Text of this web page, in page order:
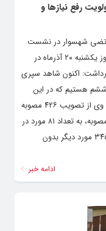
رفع نیازها و
شهسوار در نشست
خبری با خبرنگاران و اصحاب رسانه که شامگاه روز یکشنبه ۲۰ آذرماه در
اکنون شاهد سپری
ششم هستیم که در این
مدت ۹۱ جلسه در صحن شورا برگزار شده است. وی از تصویب ۴۲۶ مصوبه
طی ۴ ماه ماضی خبرداد و گفت : از این میزان مصوبه، به تعداد ۸۱ مورد در
هیات تطبیق فرمانداری مُهر مغایر خورده اند و ۳۴۵ مورد دیگر بدون
ادامه خبر